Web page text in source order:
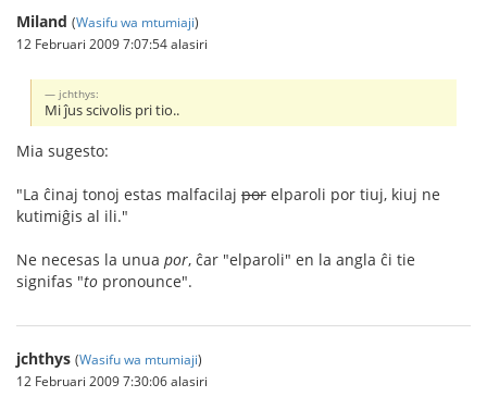
Miland (Wasifu wa mtumiaji)
12 Februari 2009 7:07:54 alasiri
jchthys:
Mi ĵus scivolis pri tio..
Mia sugesto:
"La ĉinaj tonoj estas malfacilaj por elparoli por tiuj, kiuj ne
kutimiĝis al ili."
Ne necesas la unua por, ĉar "elparoli" en la angla ĉi tie
signifas "to pronounce".
jchthys (Wasifu wa mtumiaji)
12 Februari 2009 7:30:06 alasiri